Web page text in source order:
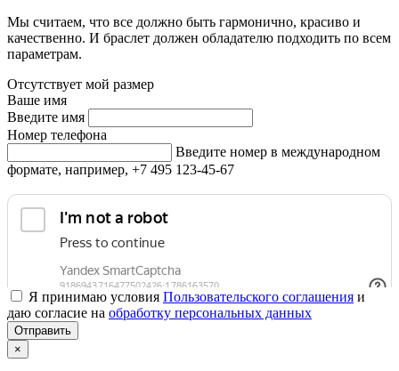
Мы считаем, что все должно быть гармонично, красиво и
качественно. И браслет должен обладателю подходить по всем
параметрам.
Отсутствует мой размер
Ваше имя
Введите имя
Номер телефона
Введите номер в международном
формате, например, +7 495 123-45-67
Я принимаю условия Пользовательского соглашения и
даю согласие на обработку персональных данных
×